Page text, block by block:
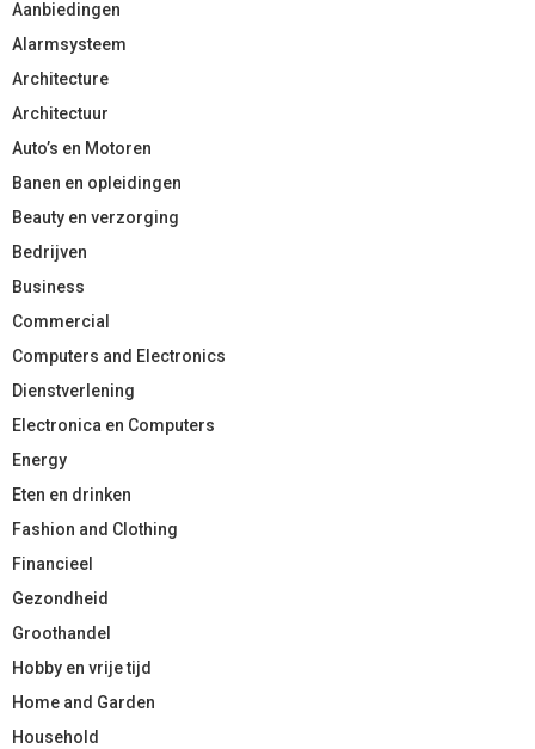
Aanbiedingen
Alarmsysteem
Architecture
Architectuur
Auto’s en Motoren
Banen en opleidingen
Beauty en verzorging
Bedrijven
Business
Commercial
Computers and Electronics
Dienstverlening
Electronica en Computers
Energy
Eten en drinken
Fashion and Clothing
Financieel
Gezondheid
Groothandel
Hobby en vrije tijd
Home and Garden
Household